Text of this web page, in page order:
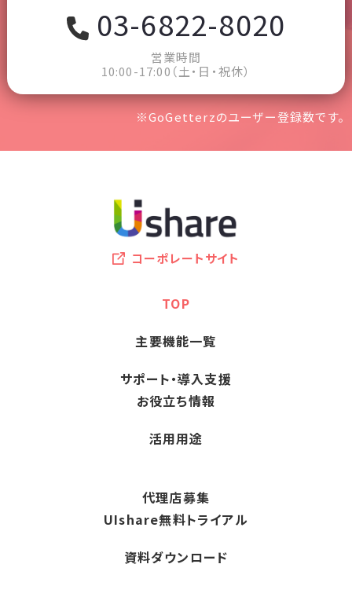
03-6822-8020
営業時間
10:00-17:00（土・日・祝休）
※GoGetterzのユーザー登録数です。
コーポレートサイト
TOP
主要機能一覧
サポート・導入支援
お役立ち情報
活用用途
代理店募集
UIshare無料トライアル
資料ダウンロード